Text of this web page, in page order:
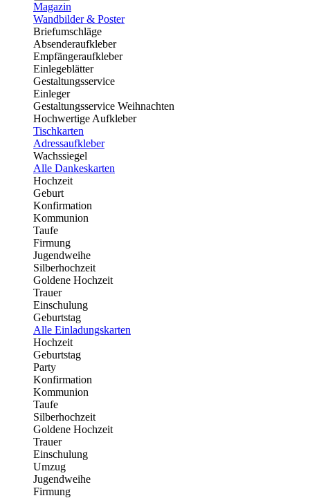
Magazin
Wandbilder & Poster
Briefumschläge
Absenderaufkleber
Empfängeraufkleber
Einlegeblätter
Gestaltungsservice
Einleger
Gestaltungsservice Weihnachten
Hochwertige Aufkleber
Tischkarten
Adressaufkleber
Wachssiegel
Alle Dankeskarten
Hochzeit
Geburt
Konfirmation
Kommunion
Taufe
Firmung
Jugendweihe
Silberhochzeit
Goldene Hochzeit
Trauer
Einschulung
Geburtstag
Alle Einladungskarten
Hochzeit
Geburtstag
Party
Konfirmation
Kommunion
Taufe
Silberhochzeit
Goldene Hochzeit
Trauer
Einschulung
Umzug
Jugendweihe
Firmung